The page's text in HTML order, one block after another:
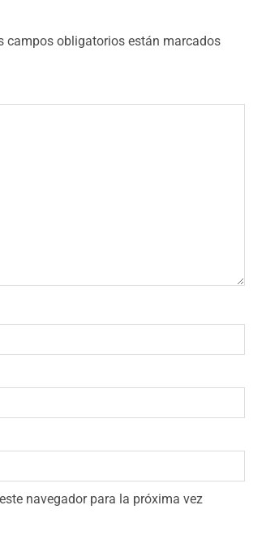
campos obligatorios están marcados
navegador para la próxima vez